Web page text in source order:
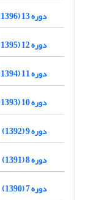
دوره 13 (1396)
دوره 12 (1395)
دوره 11 (1394)
دوره 10 (1393)
دوره 9 (1392)
دوره 8 (1391)
دوره 7 (1390)